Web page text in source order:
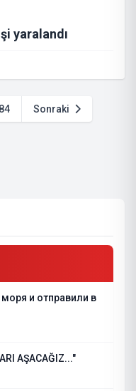
yaralandı
Sonraki
моря и отправили в
AŞACAĞIZ..."